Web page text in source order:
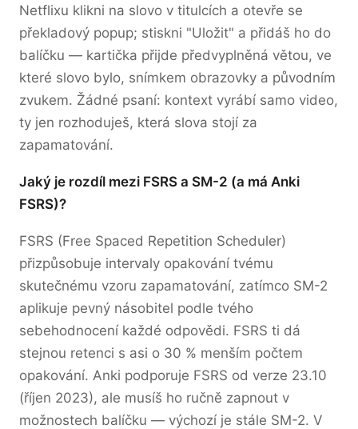
Netflixu klikni na slovo v titulcích a otevře se
překladový popup; stiskni "Uložit" a přidáš ho do
balíčku — kartička přijde předvyplněná větou, ve
které slovo bylo, snímkem obrazovky a původním
zvukem. Žádné psaní: kontext vyrábí samo video,
ty jen rozhoduješ, která slova stojí za
zapamatování.
Jaký je rozdíl mezi FSRS a SM-2 (a má Anki
FSRS)?
FSRS (Free Spaced Repetition Scheduler)
přizpůsobuje intervaly opakování tvému
skutečnému vzoru zapamatování, zatímco SM-2
aplikuje pevný násobitel podle tvého
sebehodnocení každé odpovědi. FSRS ti dá
stejnou retenci s asi o 30 % menším počtem
opakování. Anki podporuje FSRS od verze 23.10
(říjen 2023), ale musíš ho ručně zapnout v
možnostech balíčku — výchozí je stále SM-2. V